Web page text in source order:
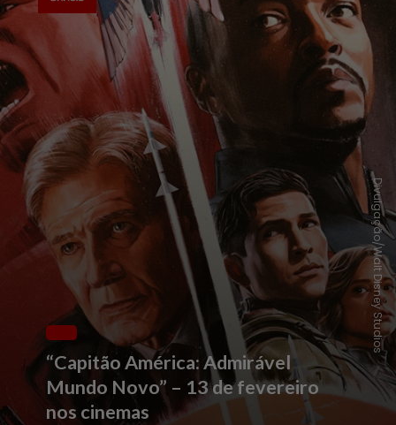
“Capitão América: Admirável
Mundo Novo” – 13 de fevereiro
nos cinemas
Divulgação/Walt Disney Studios